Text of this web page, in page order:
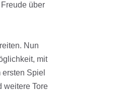
über
Nun
mit
Spiel
weitere Tore